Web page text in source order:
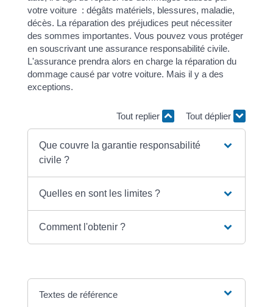
votre voiture : dégâts matériels, blessures, maladie,
décès. La réparation des préjudices peut nécessiter
des sommes importantes. Vous pouvez vous protéger
en souscrivant une assurance responsabilité civile.
L'assurance prendra alors en charge la réparation du
dommage causé par votre voiture. Mais il y a des
exceptions.
Tout replier Tout déplier
Que couvre la garantie responsabilité
civile ?
Quelles en sont les limites ?
Comment l'obtenir ?
Textes de référence